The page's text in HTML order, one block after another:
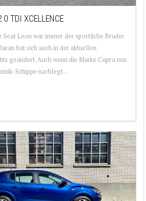
TDI XCELLENCE
Seat Leon war immer der sportliche Bruder
hat sich auch in der aktuellen
geändert. Auch wenn die Marke Cupra nun
Schippe nachlegt...